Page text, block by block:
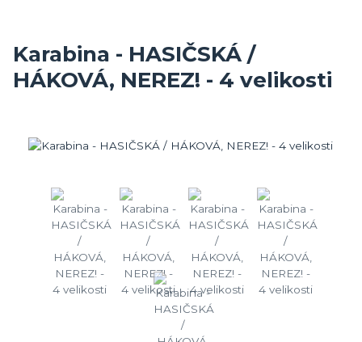
Karabina - HASIČSKÁ /
HÁKOVÁ, NEREZ! - 4 velikosti